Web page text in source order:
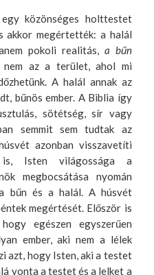
közönséges holttestet
akkor megértették: a halál
pokoli realitás, a bűn
az a terület, ahol mi
A halál annak az
bűnös ember. A Biblia így
sötétség, sír vagy
semmit sem tudtak az
azonban visszavetíti
Isten világossága a
megbocsátása nyomán
bűn és a halál. A húsvét
megértését. Először is
egészen egyszerűen
ember, aki nem a lélek
azt, hogy Isten, aki a testet
vonta a testet és a lelket a